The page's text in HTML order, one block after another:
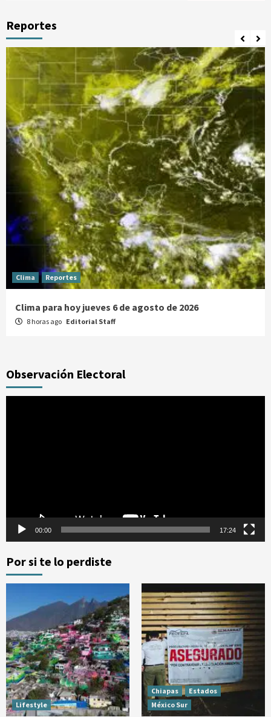
Reportes
Clima Reportes
Clima para hoy jueves 6 de agosto de 2026
8 horas ago Editorial Staff
Observación Electoral
00:00 17:24
Por si te lo perdiste
Lifestyle
Chiapas
Estados
México Sur